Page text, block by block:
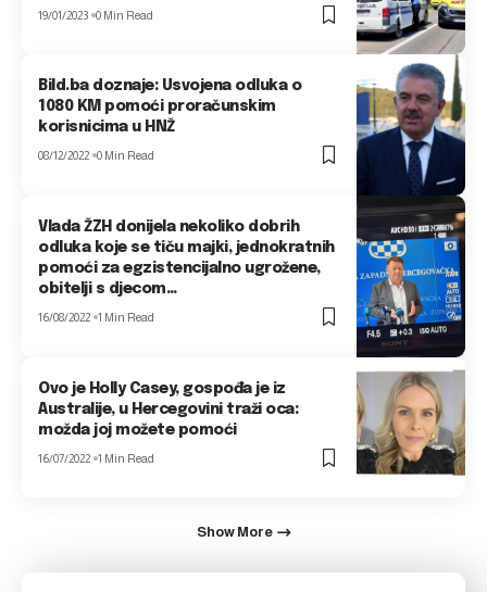
19/01/2023 0 Min Read
Bild.ba doznaje: Usvojena odluka o
1080 KM pomoći proračunskim
korisnicima u HNŽ
08/12/2022 0 Min Read
Vlada ŽZH donijela nekoliko dobrih
odluka koje se tiču majki, jednokratnih
pomoći za egzistencijalno ugrožene,
obitelji s djecom…
16/08/2022 1 Min Read
Ovo je Holly Casey, gospođa je iz
Australije, u Hercegovini traži oca:
možda joj možete pomoći
16/07/2022 1 Min Read
Show More